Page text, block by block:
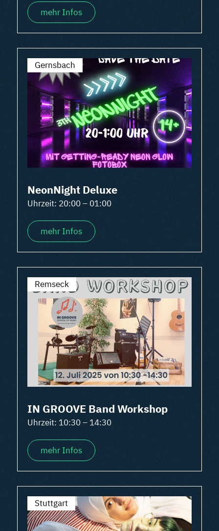
mehr Infos
Gernsbach
NeonNight Deluxe
Uhrzeit: 20:00 – 01:00
mehr Infos
Remseck
IN GROOVE Band Workshop
Uhrzeit: 10:30 – 14:30
mehr Infos
Stuttgart